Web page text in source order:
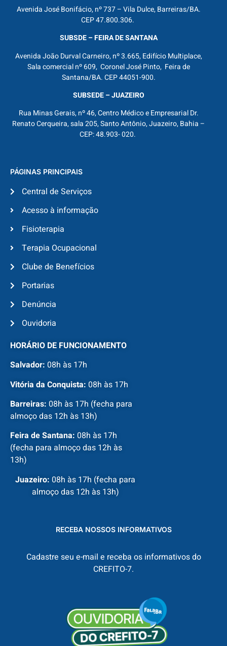
Avenida José Bonifácio, nº 737 – Vila Dulce, Barreiras/BA.
CEP 47.800.306.
SUBSDE – FEIRA DE SANTANA
Avenida João Durval Carneiro, nº 3.665, Edifício Multiplace,
Sala comercial nº 609, Coronel José Pinto, Feira de
Santana/BA. CEP 44051-900.
SUBSEDE – JUAZEIRO
Rua Minas Gerais, nº 46, Centro Médico e Empresarial Dr.
Renato Cerqueira, sala 205, Santo Antônio, Juazeiro, Bahia –
CEP: 48.903- 020.
PÁGINAS PRINCIPAIS
Central de Serviços
Acesso à informação
Fisioterapia
Terapia Ocupacional
Clube de Benefícios
Portarias
Denúncia
Ouvidoria
HORÁRIO DE FUNCIONAMENTO
Salvador: 08h às 17h
Vitória da Conquista: 08h às 17h
Barreiras: 08h às 17h (fecha para
almoço das 12h às 13h)
Feira de Santana: 08h às 17h
(fecha para almoço das 12h às
13h)
Juazeiro: 08h às 17h (fecha para
almoço das 12h às 13h)
RECEBA NOSSOS INFORMATIVOS
Cadastre seu e-mail e receba os informativos do
CREFITO-7.